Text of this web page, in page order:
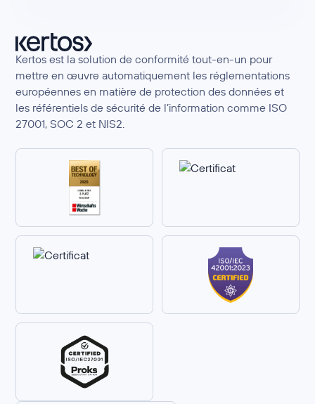
Kertos est la solution de conformité tout-en-un pour
mettre en œuvre automatiquement les réglementations
européennes en matière de protection des données et
les référentiels de sécurité de l’information comme ISO
27001, SOC 2 et NIS2.